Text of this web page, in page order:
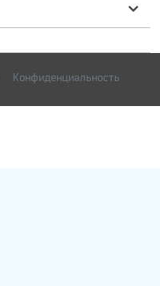
Конфиденциальность